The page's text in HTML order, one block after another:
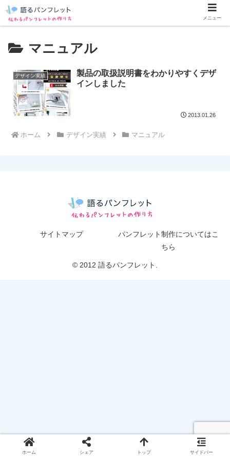
マニュアル
デザイン実績
製品の取扱説明書をわかりやすくデザ
インしました
2013.01.26
ホーム デザイン実績 マニュアル
サイトマップ
パンフレット制作についてはこ
ちら
© 2012 語るパンフレット.
メニュー
ホーム シェア トップ サイドバー